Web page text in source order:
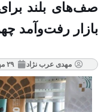
صف‌های بلند
بازار رفت‌وآمد
مهدی عرب نژاد ۲۹ مهر ۱۴۰۲